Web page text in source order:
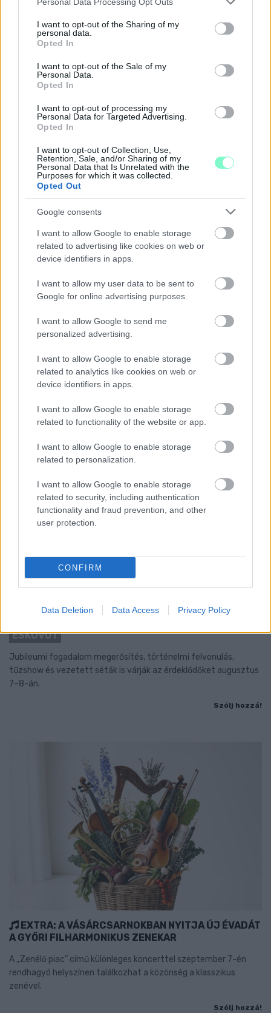
not limited to your visit or usage behaviour. You may click to
grant or deny consent to Google and its third-party tags to
use your data for below specified purposes in below Google
consent section.
I want to opt-out of the Sharing of my
personal data.
Opted In
I want to opt-out of the Sale of my
Personal Data.
Opted In
I want to opt-out of processing my
Personal Data for Targeted Advertising.
Opted In
I want to opt-out of Collection, Use,
Retention, Sale, and/or Sharing of my
Personal Data that Is Unrelated with the
Purposes for which it was collected.
Opted Out
Google consents
I want to allow Google to enable storage
related to advertising like cookies on web or
device identifiers in apps.
I want to allow my user data to be sent to
Google for online advertising purposes.
I want to allow Google to send me
personalized advertising.
I want to allow Google to enable storage
related to analytics like cookies on web or
device identifiers in apps.
I want to allow Google to enable storage
related to functionality of the website or app.
I want to allow Google to enable storage
related to personalization.
I want to allow Google to enable storage
related to security, including authentication
functionality and fraud prevention, and other
user protection.
CONFIRM
Data Deletion Data Access Privacy Policy
GYŐRBEN
Középpontban a hagyományőrzés, de lesz Pogány Induló és
Majka koncert, jóga szeánsz, “borhajózás” és egy csomó minden
Szólj hozzá!
ENERGIATAKARÉKOSSÁG: KORÁBBAN KEZDŐDIK
MÉRKŐZÉSE
Az energiaellátás tehermentesítése érdekében másfél órával
előrébb hozták a Brest Bretagne Handball elleni találkozó
kezdését.
BAROKK POMPÁBA ÖLTÖZIK A BELVÁROS:
ESKÜVŐT
Jubileumi fogadalom megerősítés, történelmi felvonulás,
tűzshow és vezetett séták is várják az érdeklődőket augusztus
7–8-án.
Szólj hozzá!
EXTRA: A VÁSÁRCSARNOKBAN NYITJA ÚJ ÉVADÁT
A GYŐRI FILHARMONIKUS ZENEKAR
A „Zenélő piac” című különleges koncerttel szeptember 7-én
rendhagyó helyszínen találkozhat a közönség a klasszikus
zenével.
Szólj hozzá!